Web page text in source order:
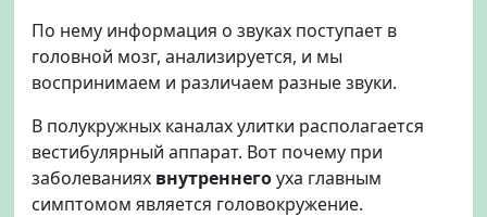
По нему информация о звуках поступает в
головной мозг, анализируется, и мы
воспринимаем и различаем разные звуки.
В полукружных каналах улитки располагается
вестибулярный аппарат. Вот почему при
заболеваниях внутреннегоуха главным
симптомом является головокружение.